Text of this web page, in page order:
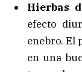
Hierbas
efecto
enebro. El
en una